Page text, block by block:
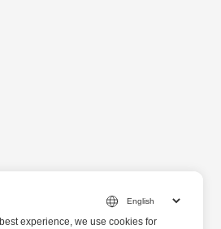
experience, we use cookies for